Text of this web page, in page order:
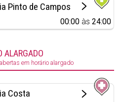
Pinto de Campos
00:00 às24:00
ALARGADO
em horário alargado
Costa